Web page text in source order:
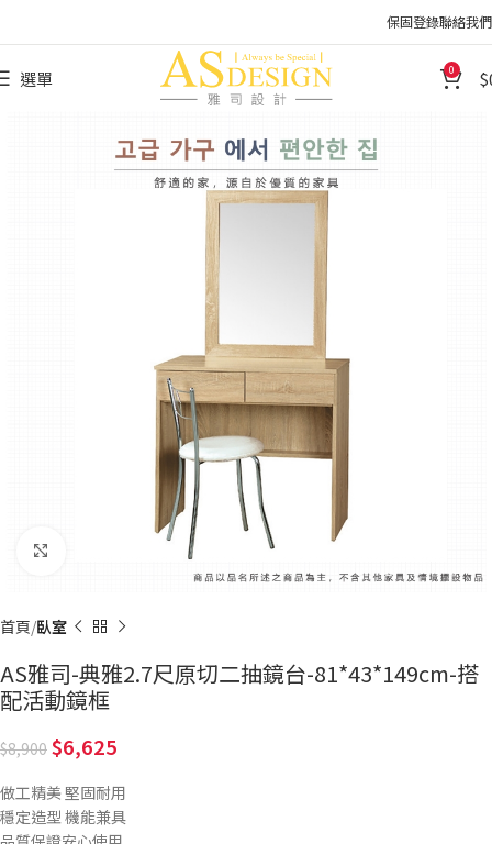
保固登錄聯絡我們
選單 0
首頁 臥室
AS雅司-典雅2.7尺原切二抽鏡台-81*43*149cm-搭
配活動鏡框
8,900 6,625
做工精美 堅固耐用
穩定造型 機能兼具